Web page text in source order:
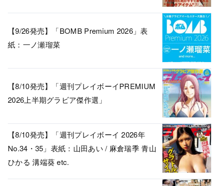
【9/26発売】「BOMB Premium 2026」表
紙：一ノ瀬瑠菜
【8/10発売】「週刊プレイボーイPREMIUM
2026上半期グラビア傑作選」
【8/10発売】「週刊プレイボーイ 2026年
No.34・35」表紙：山田あい / 麻倉瑞季 青山
ひかる 溝端葵 etc.